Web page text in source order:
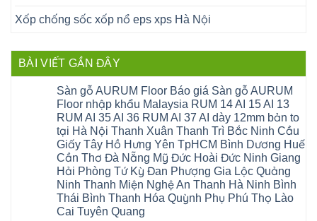
Xốp chống sốc xốp nổ eps xps Hà Nội
BÀI VIẾT GẦN ĐÂY
Sàn gỗ AURUM Floor Báo giá Sàn gỗ AURUM
Floor nhập khẩu Malaysia RUM 14 AI 15 AI 13
RUM AI 35 AI 36 RUM AI 37 AI dày 12mm bản to
tại Hà Nội Thanh Xuân Thanh Trì Bắc Ninh Cầu
Giấy Tây Hồ Hưng Yên TpHCM Bình Dương Huế
Cần Thơ Đà Nẵng Mỹ Đức Hoài Đức Ninh Giang
Hải Phòng Tứ Kỳ Đan Phượng Gia Lộc Quảng
Ninh Thanh Miện Nghệ An Thanh Hà Ninh Bình
Thái Bình Thanh Hóa Quỳnh Phụ Phú Thọ Lào
Cai Tuyên Quang